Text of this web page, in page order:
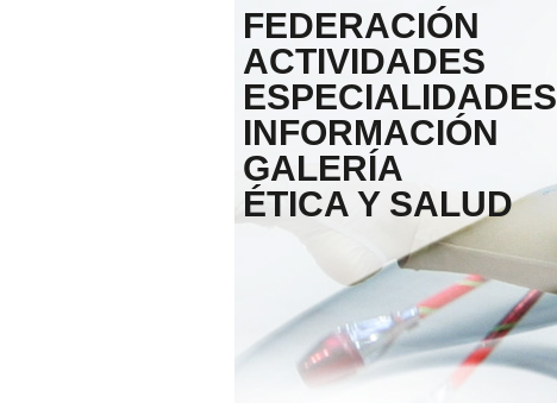
FEDERACIÓN
ACTIVIDADES
ESPECIALIDADES
INFORMACIÓN
GALERÍA
ÉTICA Y SALUD